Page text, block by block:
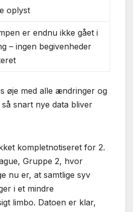
oplyst
er endnu ikke gået i
– ingen begivenheder
øje med alle ændringer og
snart nye data bliver
kompletnotiseret for 2.
Gruppe 2, hvor
nu er, at samtlige syv
i et mindre
limbo. Datoen er klar,